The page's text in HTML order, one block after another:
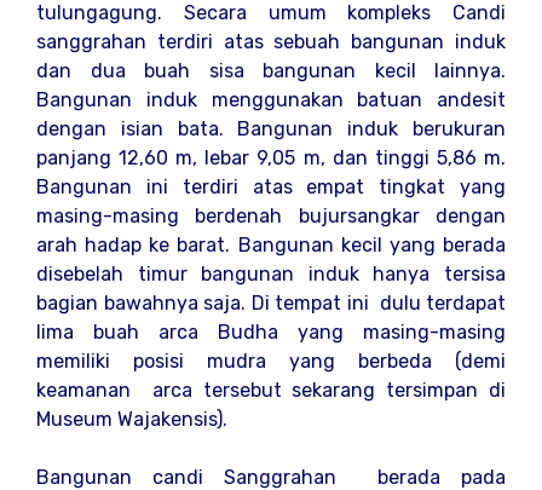
tulungagung. Secara umum kompleks Candi
sanggrahan terdiri atas sebuah bangunan induk
dan dua buah sisa bangunan kecil lainnya.
Bangunan induk menggunakan batuan andesit
dengan isian bata. Bangunan induk berukuran
panjang 12,60 m, lebar 9,05 m, dan tinggi 5,86 m.
Bangunan ini terdiri atas empat tingkat yang
masing-masing berdenah bujursangkar dengan
arah hadap ke barat. Bangunan kecil yang berada
disebelah timur bangunan induk hanya tersisa
bagian bawahnya saja. Di tempat ini dulu terdapat
lima buah arca Budha yang masing-masing
memiliki posisi mudra yang berbeda (demi
keamanan arca tersebut sekarang tersimpan di
Museum Wajakensis).
Bangunan candi Sanggrahan berada pada